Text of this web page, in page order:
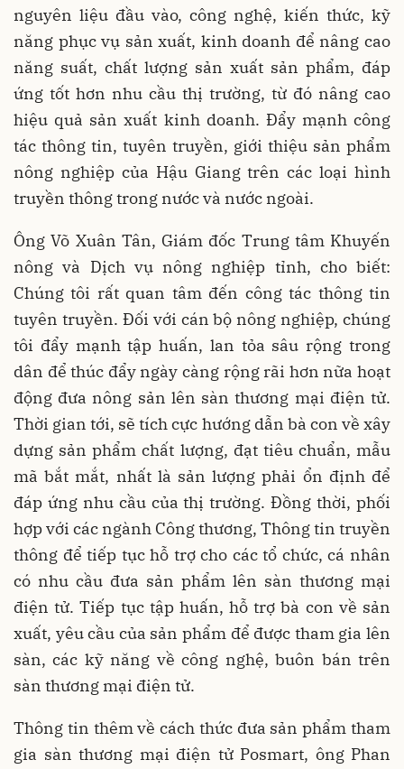
nguyên liệu đầu vào, công nghệ, kiến thức, kỹ
năng phục vụ sản xuất, kinh doanh để nâng cao
năng suất, chất lượng sản xuất sản phẩm, đáp
ứng tốt hơn nhu cầu thị trường, từ đó nâng cao
hiệu quả sản xuất kinh doanh. Đẩy mạnh công
tác thông tin, tuyên truyền, giới thiệu sản phẩm
nông nghiệp của Hậu Giang trên các loại hình
truyền thông trong nước và nước ngoài.
Ông Võ Xuân Tân, Giám đốc Trung tâm Khuyến
nông và Dịch vụ nông nghiệp tỉnh, cho biết:
Chúng tôi rất quan tâm đến công tác thông tin
tuyên truyền. Đối với cán bộ nông nghiệp, chúng
tôi đẩy mạnh tập huấn, lan tỏa sâu rộng trong
dân để thúc đẩy ngày càng rộng rãi hơn nữa hoạt
động đưa nông sản lên sàn thương mại điện tử.
Thời gian tới, sẽ tích cực hướng dẫn bà con về xây
dựng sản phẩm chất lượng, đạt tiêu chuẩn, mẫu
mã bắt mắt, nhất là sản lượng phải ổn định để
đáp ứng nhu cầu của thị trường. Đồng thời, phối
hợp với các ngành Công thương, Thông tin truyền
thông để tiếp tục hỗ trợ cho các tổ chức, cá nhân
có nhu cầu đưa sản phẩm lên sàn thương mại
điện tử. Tiếp tục tập huấn, hỗ trợ bà con về sản
xuất, yêu cầu của sản phẩm để được tham gia lên
sàn, các kỹ năng về công nghệ, buôn bán trên
sàn thương mại điện tử.
Thông tin thêm về cách thức đưa sản phẩm tham
gia sàn thương mại điện tử Posmart, ông Phan